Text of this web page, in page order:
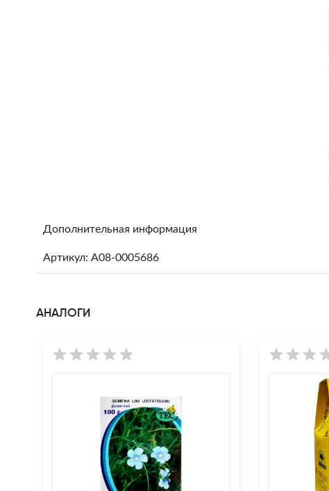
Дополнительная информация
Артикул: A08-0005686
АНАЛОГИ